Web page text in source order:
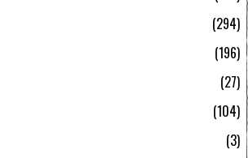
294
196
27
104
3